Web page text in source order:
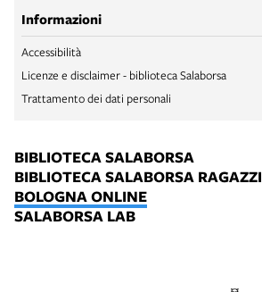
Informazioni
Accessibilità
Licenze e disclaimer - biblioteca Salaborsa
Trattamento dei dati personali
BIBLIOTECA SALABORSA
BIBLIOTECA SALABORSA RAGAZZI
BOLOGNA ONLINE
SALABORSA LAB